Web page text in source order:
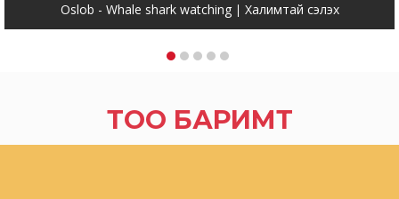
Oslob - Whale shark watching ∣ Халимтай сэлэх
ТОО БАРИМТ